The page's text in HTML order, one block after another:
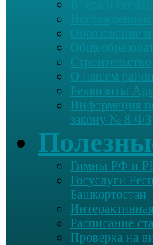
Награжденные
Образование
О нашем
Реквизиты
Информация
закону № 8-ФЗ
Гимны РФ и
Госуслуги
Башкортостан
Расписание
Проверка на